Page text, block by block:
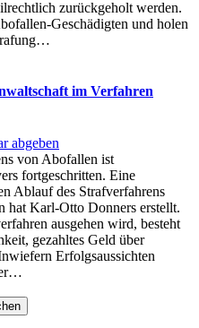
Urteil
gegen
Michael
zurückgeholt werden.
Geschädigten und holen
im Verfahren
abgeben
von Abofallen ist
fortgeschritten. Eine
Ablauf des Strafverfahrens
hat Karl-Otto Donners erstellt.
ausgehen wird, besteht
gezahltes Geld über
Erfolgsaussichten